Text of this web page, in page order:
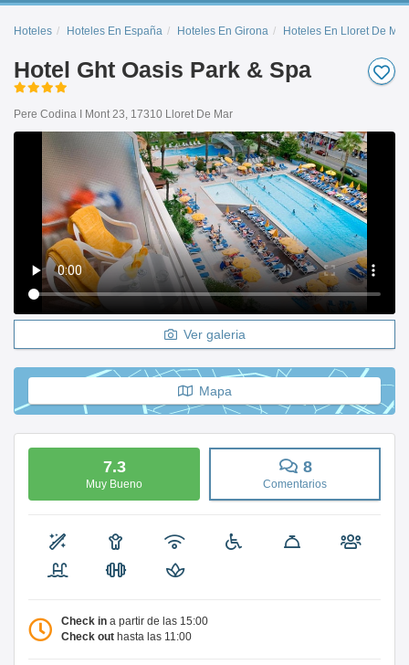
Hoteles Hoteles En España Hoteles En Girona Hoteles En Lloret De Mar
Hotel Ght Oasis Park & Spa
Pere Codina I Mont 23, 17310 Lloret De Mar
Ver galeria
Mapa
7.3
Muy Bueno
8
Comentarios
Check in a partir de las 15:00
Check out hasta las 11:00